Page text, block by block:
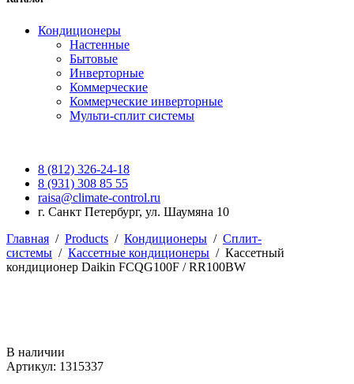
Кондиционеры
Настенные
Бытовые
Инверторные
Коммерческие
Коммерческие инверторные
Мульти-сплит системы
8 (812) 326-24-18
8 (931) 308 85 55
raisa@climate-control.ru
г. Санкт Петербург, ул. Шаумяна 10
Главная / Products / Кондиционеры / Сплит-
системы / Кассетные кондиционеры / Кассетный
кондиционер Daikin FCQG100F / RR100BW
В наличии
Артикул: 1315337